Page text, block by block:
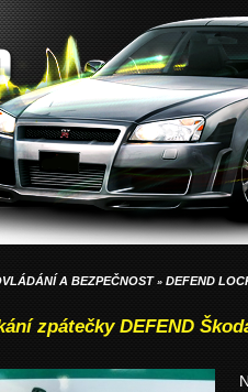
A BEZPEČNOST » DEFEND
zpátečky DEFEND